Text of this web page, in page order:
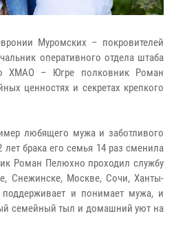
Муромских – покровителей
оперативного отдела штаба
ХМАО – Югре полковник Роман
ценностях и секретах крепкого
любящего мужа и заботливого
брака его семья 14 раз сменила
Роман Пелюхно проходил службу
Снежинске, Москве, Сочи, Ханты-
и понимает мужа, и
семейный тыл и домашний уют на